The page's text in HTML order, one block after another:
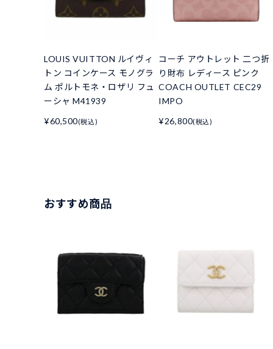
LOUIS VUITTON ルイヴィ
トン コインケース モノグラ
ム ポルトモネ・ロザリ フュ
ーシャ M41939
¥60,500(税込)
コーチ アウトレット 二つ折
り財布 レディース ピンク
COACH OUTLET CEC29
IMPO
¥26,800(税込)
おすすめ商品